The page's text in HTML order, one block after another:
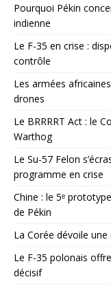
Pourquoi Pékin
indienne
Le F-35 en crise :
contrôle
Les armées
drones
Le BRRRRT Act : le
Warthog
Le Su-57 Felon
programme en crise
Chine : le 5ᵉ
de Pékin
La Corée dévoile
Le F-35 polonais
décisif